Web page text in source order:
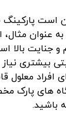
است پارکینگ
عنوان مثال،
و جنایت
بیشتری
افراد
های پارک
باشید.